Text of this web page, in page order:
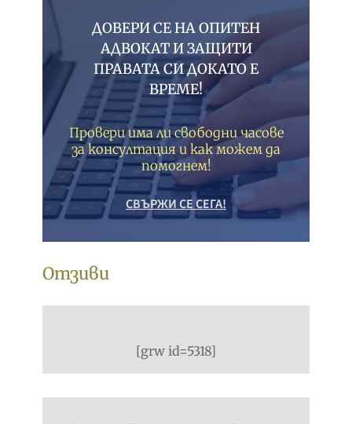
ДОВЕРИ СЕ НА ОПИТЕН
АДВОКАТ И ЗАЩИТИ
ПРАВАТА СИ ДОКАТО Е
ВРЕМЕ!
Провери има ли свободни часове
за консултация и как можем да
помогнем!
СВЪРЖИ СЕ СЕГА!
Отзиви
[grw id=5318]